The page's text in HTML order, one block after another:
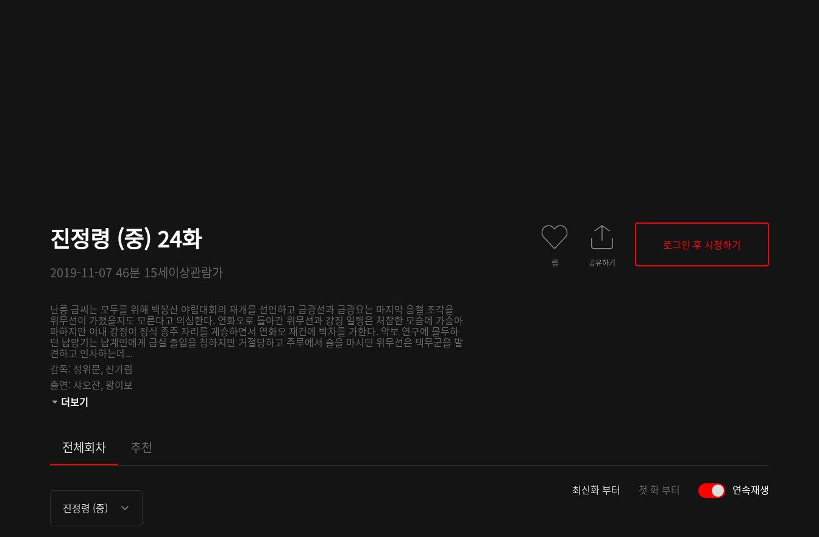
진정령 (중) 24화
2019-11-07 46분 15세이상관람가
난릉 금씨는 모두를 위해 백봉산 야렵대회의 재개를 선언하고 금광선과 금광요는 마지막 음철 조각을
위무선이 가졌을지도 모른다고 의심한다. 연화오로 돌아간 위무선과 강징 일행은 처참한 모습에 가슴아
파하지만 이내 강징이 정식 종주 자리를 계승하면서 연화오 재건에 박차를 가한다. 악보 연구에 몰두하
던 남망기는 남계인에게 금실 출입을 청하지만 거절당하고 주루에서 술을 마시던 위무선은 택무군을 발
견하고 인사하는데...
감독: 정위문, 진가림
출연: 샤오잔, 왕이보
관람등급:
더보기
찜 공유하기
로그인 후 시청하기
전체회차 추천
진정령 (중)
최신화 부터 첫 화 부터 연속재생